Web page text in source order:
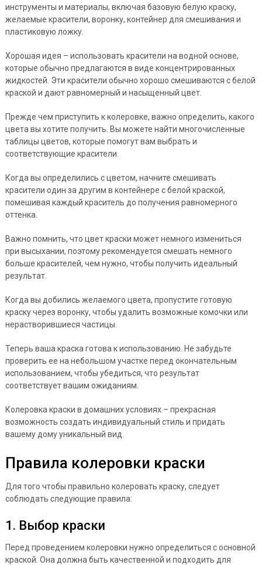
инструменты и материалы, включая базовую белую краску,
желаемые красители, воронку, контейнер для смешивания и
пластиковую ложку.
Хорошая идея – использовать красители на водной основе,
которые обычно предлагаются в виде концентрированных
жидкостей. Эти красители обычно хорошо смешиваются с белой
краской и дают равномерный и насыщенный цвет.
Прежде чем приступить к колеровке, важно определить, какого
цвета вы хотите получить. Вы можете найти многочисленные
таблицы цветов, которые помогут вам выбрать и
соответствующие красители.
Когда вы определились с цветом, начните смешивать
красители один за другим в контейнере с белой краской,
помешивая каждый краситель до получения равномерного
оттенка.
Важно помнить, что цвет краски может немного измениться
при высыхании, поэтому рекомендуется смешать немного
больше красителей, чем нужно, чтобы получить идеальный
результат.
Когда вы добились желаемого цвета, пропустите готовую
краску через воронку, чтобы удалить возможные комочки или
нерастворившиеся частицы.
Теперь ваша краска готова к использованию. Не забудьте
проверить ее на небольшом участке перед окончательным
использованием, чтобы убедиться, что результат
соответствует вашим ожиданиям.
Колеровка краски в домашних условиях – прекрасная
возможность создать индивидуальный стиль и придать
вашему дому уникальный вид.
Правила колеровки краски
Для того чтобы правильно колеровать краску, следует
соблюдать следующие правила:
1. Выбор краски
Перед проведением колеровки нужно определиться с основной
краской. Она должна быть качественной и подходить для